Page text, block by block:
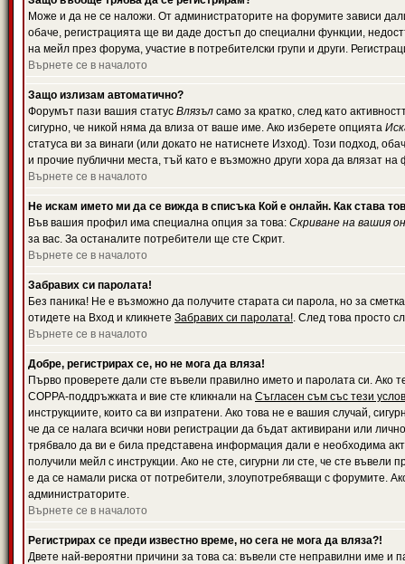
Може и да не се наложи. От администраторите на форумите зависи
обаче, регистрацията ще ви даде достъп до специални функции,
на мейл през форума, участие в потребителски групи и други.
Върнете се в началото
Защо излизам автоматично?
Форумът пази вашия статус Влязъл само за кратко, след като
сигурно, че никой няма да влиза от ваше име. Ако изберете опцията
статуса ви за винаги (или докато не натиснете Изход). Този подход,
и прочие публични места, тъй като е възможно други хора да влязат
Върнете се в началото
Не искам името ми да се вижда в списъка Кой е онлайн. Как става
Във вашия профил има специална опция за това: Скриване на вашия
за вас. За останалите потребители ще сте Скрит.
Върнете се в началото
Забравих си паролата!
Без паника! Не е възможно да получите старата си парола, но за
отидете на Вход и кликнете Забравих си паролата!. След това просто
Върнете се в началото
Добре, регистрирах се, но не мога да вляза!
Първо проверете дали сте въвели правилно името и паролата си. Ако
COPPA-поддръжката и вие сте кликнали на Съгласен съм със тези
инструкциите, които са ви изпратени. Ако това не е вашия случай,
че да се налага всички нови регистрации да бъдат активирани или
трябвало да ви е била представена информация дали е необходима
получили мейл с инструкции. Ако не сте, сигурни ли сте, че сте
е да се намали риска от потребители, злоупотребяващи с форумите.
администраторите.
Върнете се в началото
Регистрирах се преди известно време, но сега не мога да вляза?!
Двете най-вероятни причини за това са: въвели сте неправилни име и